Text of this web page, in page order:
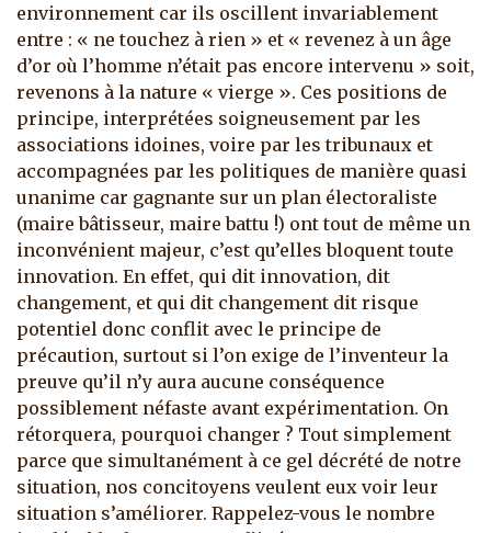
environnement car ils oscillent invariablement
entre : « ne touchez à rien » et « revenez à un âge
d’or où l’homme n’était pas encore intervenu » soit,
revenons à la nature « vierge ». Ces positions de
principe, interprétées soigneusement par les
associations idoines, voire par les tribunaux et
accompagnées par les politiques de manière quasi
unanime car gagnante sur un plan électoraliste
(maire bâtisseur, maire battu !) ont tout de même un
inconvénient majeur, c’est qu’elles bloquent toute
innovation. En effet, qui dit innovation, dit
changement, et qui dit changement dit risque
potentiel donc conflit avec le principe de
précaution, surtout si l’on exige de l’inventeur la
preuve qu’il n’y aura aucune conséquence
possiblement néfaste avant expérimentation. On
rétorquera, pourquoi changer ? Tout simplement
parce que simultanément à ce gel décrété de notre
situation, nos concitoyens veulent eux voir leur
situation s’améliorer. Rappelez-vous le nombre